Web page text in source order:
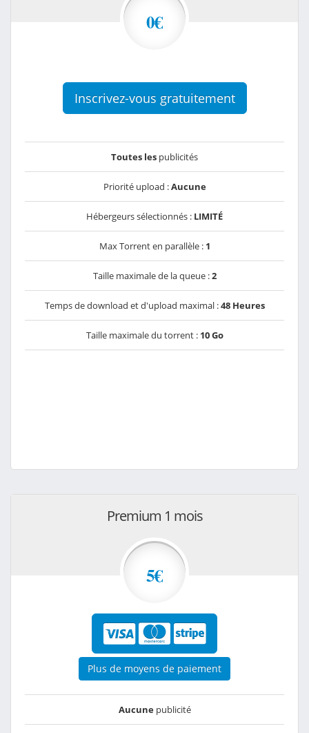
0€
Inscrivez-vous gratuitement
Toutes les publicités
Priorité upload :Aucune
Hébergeurs sélectionnés : LIMITÉ
Max Torrent en parallèle : 1
Taille maximale de la queue :2
Temps de download et d'upload maximal :48 Heures
Taille maximale du torrent : 10 Go
Premium 1 mois
5€
Plus de moyens de paiement
Aucunepublicité